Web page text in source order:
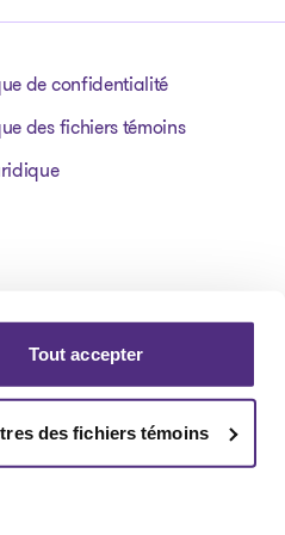
Tout accepter
des fichiers témoins
de confidentialité
des fichiers témoins